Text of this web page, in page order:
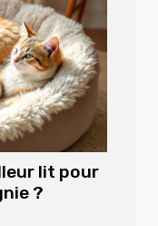
lit pour
?